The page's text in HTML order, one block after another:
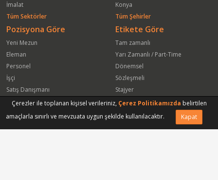
İmalat
Tüm Sektörler
Konya
Tüm Şehirler
Pozisyona Göre
Yeni Mezun
Eleman
Personel
İşçi
Satış Danışmanı
Öğrenci
Satış Elemanı
Etikete Göre
Tam zamanlı
Yarı Zamanlı / Part-Time
Dönemsel
Sözleşmeli
Stajyer
Freelance
Yeni Mezun
Çerezler ile toplanan kişisel verileriniz, Çerez Politikamızda belirtilen
amaçlarla sınırlı ve mevzuata uygun şekilde kullanılacaktır.
Kapat